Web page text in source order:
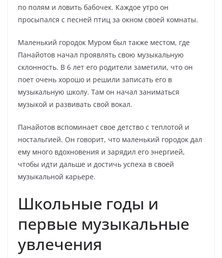
по полям и ловить бабочек. Каждое утро он
просыпался с песней птиц за окном своей комнаты.
Маленький городок Муром был также местом, где
Панайотов начал проявлять свою музыкальную
склонность. В 6 лет его родители заметили, что он
поет очень хорошо и решили записать его в
музыкальную школу. Там он начал заниматься
музыкой и развивать свой вокал.
Панайотов вспоминает свое детство с теплотой и
ностальгией. Он говорит, что маленький городок дал
ему много вдохновения и зарядил его энергией,
чтобы идти дальше и достичь успеха в своей
музыкальной карьере.
Школьные годы и
первые музыкальные
увлечения